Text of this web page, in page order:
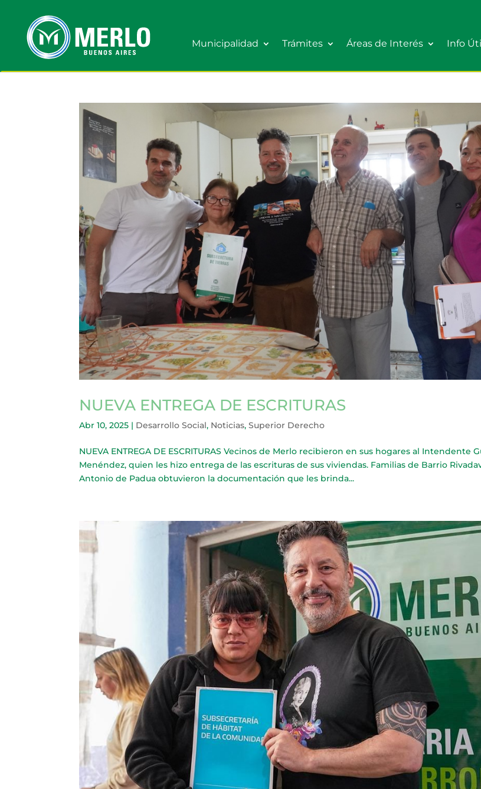
Municipalidad Trámites Áreas de Interés Info
NUEVA ENTREGA DE ESCRITURAS
Abr 10, 2025 | Desarrollo Social, Noticias,Superior Derecho
NUEVA ENTREGA DE ESCRITURAS Vecinos de Merlo recibieron en sus hogares al Intendente
Menéndez, quien les hizo entrega de las escrituras de sus viviendas. Familias de Barrio
Antonio de Padua obtuvieron la documentación que les brinda...